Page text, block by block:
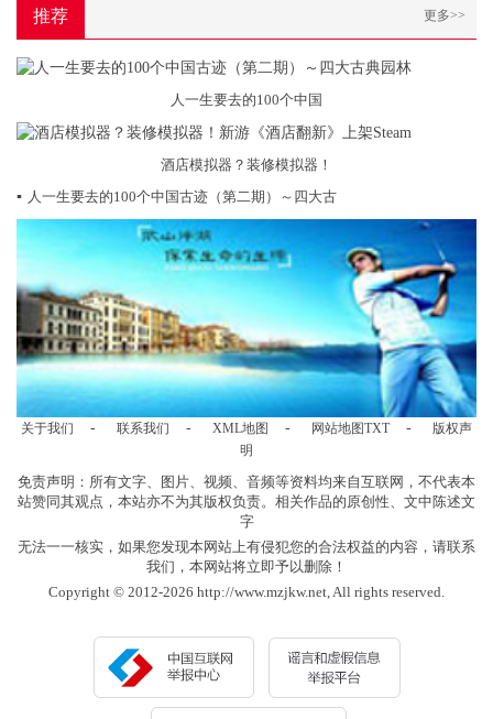
推荐 更多>>
人一生要去的100个中国
酒店模拟器？装修模拟器！
▪ 人一生要去的100个中国古迹（第二期）～四大古
关于我们 - 联系我们 - XML地图 - 网站地图TXT -
版权声
明
免责声明：所有文字、图片、视频、音频等资料均来自互联网，不代表本
站赞同其观点，本站亦不为其版权负责。相关作品的原创性、文中陈述文
字
无法一一核实，如果您发现本网站上有侵犯您的合法权益的内容，请联系
我们，本网站将立即予以删除！
Copyright © 2012-2026 http://www.mzjkw.net, All rights reserved.